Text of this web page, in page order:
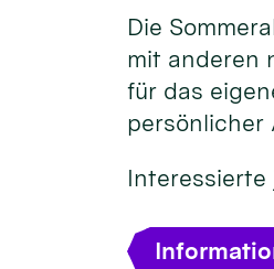
Die
mit anderen
für das
persönlicher
Interessierte